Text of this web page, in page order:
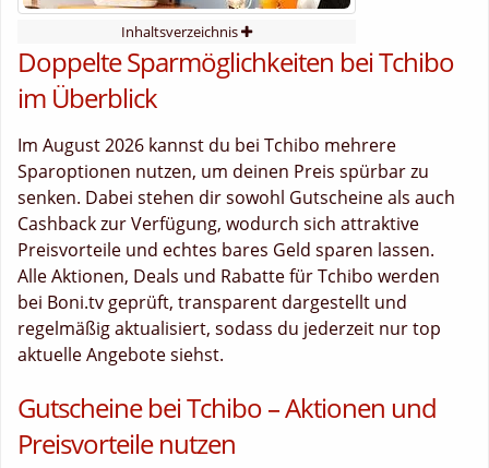
Inhaltsverzeichnis
Doppelte Sparmöglichkeiten bei Tchibo
im Überblick
Im August 2026 kannst du bei Tchibo mehrere
Sparoptionen nutzen, um deinen Preis spürbar zu
senken. Dabei stehen dir sowohl Gutscheine als auch
Cashback zur Verfügung, wodurch sich attraktive
Preisvorteile und echtes bares Geld sparen lassen.
Alle Aktionen, Deals und Rabatte für Tchibo werden
bei Boni.tv geprüft, transparent dargestellt und
regelmäßig aktualisiert, sodass du jederzeit nur top
aktuelle Angebote siehst.
Gutscheine bei Tchibo – Aktionen und
Preisvorteile nutzen